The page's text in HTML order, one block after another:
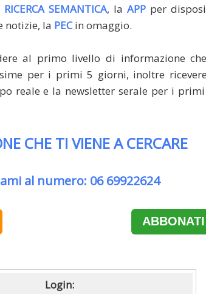
RICERCA SEMANTICA, la APP per
notizie, la PECin omaggio.
al primo livello di informazione
per i primi 5 giorni, inoltre
reale e la newsletter serale per i primi
CHE TI VIENE A CERCARE
al numero: 06 69922624
Login: